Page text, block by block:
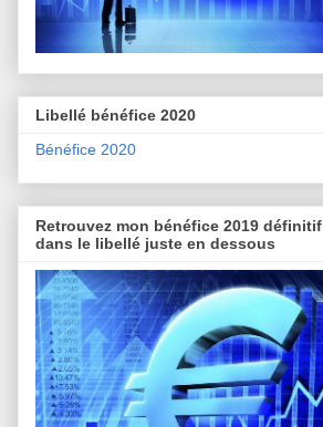
Libellé bénéfice 2020
Bénéfice 2020
Retrouvez mon bénéfice 2019 définitif
dans le libellé juste en dessous